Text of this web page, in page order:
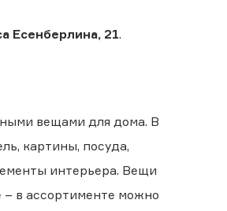
Есенберлина, 21.
вещами для дома. В
картины, посуда,
интерьера. Вещи
– в ассортименте можно